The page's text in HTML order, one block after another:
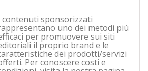
contenuti sponsorizzati
uno dei metodi più
per promuovere sui siti
il proprio brand e le
dei prodotti/servizi
Per conoscere costi e